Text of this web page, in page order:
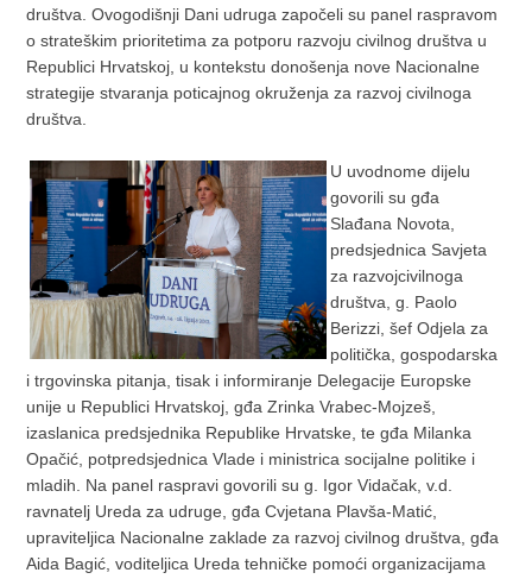
društva. Ovogodišnji Dani udruga započeli su panel raspravom
o strateškim prioritetima za potporu razvoju civilnog društva u
Republici Hrvatskoj, u kontekstu donošenja nove Nacionalne
strategije stvaranja poticajnog okruženja za razvoj civilnoga
društva.
U uvodnome dijelu
govorili su gđa
Slađana Novota,
predsjednica Savjeta
za razvojcivilnoga
društva, g. Paolo
Berizzi, šef Odjela za
politička, gospodarska
i trgovinska pitanja, tisak i informiranje Delegacije Europske
unije u Republici Hrvatskoj, gđa Zrinka Vrabec-Mojzeš,
izaslanica predsjednika Republike Hrvatske, te gđa Milanka
Opačić, potpredsjednica Vlade i ministrica socijalne politike i
mladih. Na panel raspravi govorili su g. Igor Vidačak, v.d.
ravnatelj Ureda za udruge, gđa Cvjetana Plavša-Matić,
upraviteljica Nacionalne zaklade za razvoj civilnog društva, gđa
Aida Bagić, voditeljica Ureda tehničke pomoći organizacijama